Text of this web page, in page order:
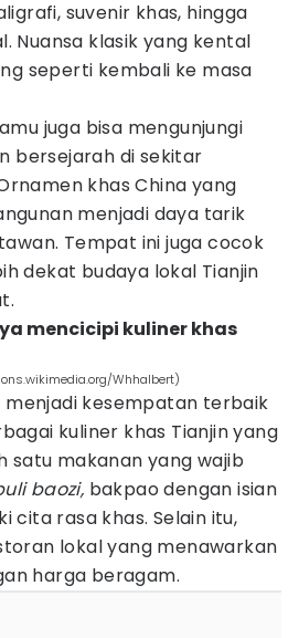
suvenir khas, hingga
Nuansa klasik yang kental
seperti kembali ke masa
juga bisa mengunjungi
bersejarah di sekitar
khas China yang
menjadi daya tarik
Tempat ini juga cocok
dekat budaya lokal Tianjin
mencicipi kuliner khas
Whhalbert)
menjadi kesempatan terbaik
kuliner khas Tianjin yang
satu makanan yang wajib
baozi, bakpao dengan isian
cita rasa khas. Selain itu,
lokal yang menawarkan
harga beragam.